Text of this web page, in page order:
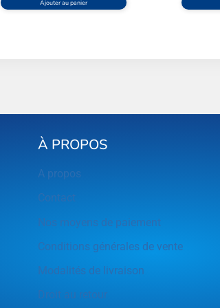
Ajouter au panier
À PROPOS
A propos
Contact
Nos moyens de paiement
Conditions générales de vente
Modalités de livraison
Droit au retour